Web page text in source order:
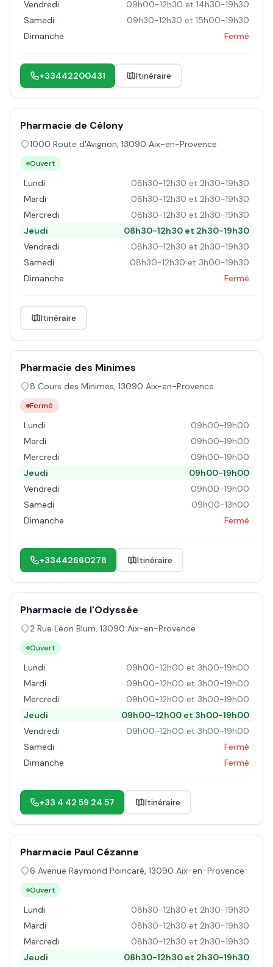
Vendredi
09h00-12h30 et 14h30-19h30
Samedi
09h30-12h30 et 15h00-19h30
Dimanche
Fermé
+33442200431 Itinéraire
Pharmacie de Célony
1000 Route d'Avignon, 13090 Aix-en-Provence
Ouvert
Lundi
08h30-12h30 et 2h30-19h30
Mardi
08h30-12h30 et 2h30-19h30
Mercredi
08h30-12h30 et 2h30-19h30
Jeudi
08h30-12h30 et 2h30-19h30
Vendredi
08h30-12h30 et 2h30-19h30
Samedi
08h30-12h30 et 3h00-19h30
Dimanche
Fermé
Itinéraire
Pharmacie des Minimes
8 Cours des Minimes, 13090 Aix-en-Provence
Fermé
Lundi
09h00-19h00
Mardi
09h00-19h00
Mercredi
09h00-19h00
Jeudi
09h00-19h00
Vendredi
09h00-19h00
Samedi
09h00-13h00
Dimanche
Fermé
+33442660278 Itinéraire
Pharmacie de l'Odyssée
2 Rue Léon Blum, 13090 Aix-en-Provence
Ouvert
Lundi
09h00-12h00 et 3h00-19h00
Mardi
09h00-12h00 et 3h00-19h00
Mercredi
09h00-12h00 et 3h00-19h00
Jeudi
09h00-12h00 et 3h00-19h00
Vendredi
09h00-12h00 et 3h00-19h00
Samedi
Fermé
Dimanche
Fermé
+33 4 42 59 24 57 Itinéraire
Pharmacie Paul Cézanne
6 Avenue Raymond Poincaré, 13090 Aix-en-Provence
Ouvert
Lundi
08h30-12h30 et 2h30-19h30
Mardi
08h30-12h30 et 2h30-19h30
Mercredi
08h30-12h30 et 2h30-19h30
Jeudi
08h30-12h30 et 2h30-19h30